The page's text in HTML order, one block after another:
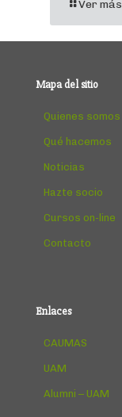
Ver más
Mapa del sitio
Quienes somos
Qué hacemos
Noticias
Hazte socio
Cursos on-line
Contacto
Enlaces
CAUMAS
UAM
Alumni – UAM